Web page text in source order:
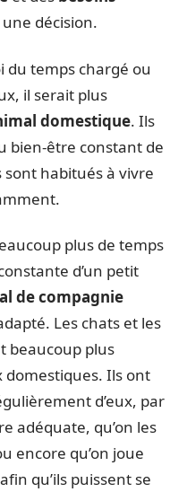
décision.
du temps chargé ou
il serait plus
domestique. Ils
bien-être constant de
habitués à vivre
plus de temps
d’un petit
de compagnie
Les chats et les
beaucoup plus
domestiques. Ils ont
d’eux, par
adéquate, qu’on les
encore qu’on joue
qu’ils puissent se